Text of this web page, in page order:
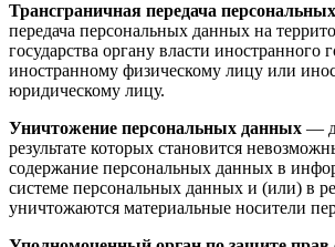
Трансграничная передача
передача персональных данных на
государства органу власти иностранного
иностранному физическому лицу или
юридическому лицу.
Уничтожение персональных данных —
результате которых становится
содержание персональных данных в
системе персональных данных и (или) в
уничтожаются материальные носители